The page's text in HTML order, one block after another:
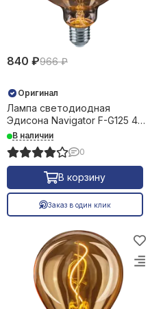
840 ₽966 ₽
Оригинал
Лампа светодиодная
Эдисона Navigator F-G125 4Вт
Е27 2700К 33960
В наличии
0
В корзину
Заказ в один клик